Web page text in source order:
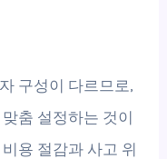
구성이 다르므로,
춤 설정하는 것이
용 절감과 사고 위